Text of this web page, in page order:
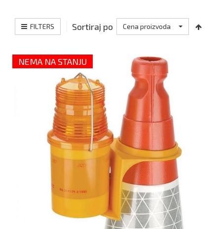
FILTERS Sortiraj po Cena proizvoda
NEMA NA STANJU